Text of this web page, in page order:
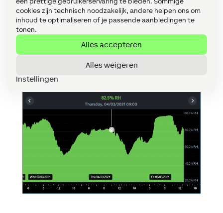
cookies zijn technisch noodzakelijk, andere helpen ons om
inhoud te optimaliseren of je passende aanbiedingen te
tonen.
Alles accepteren
Alles weigeren
Instellingen
gebruikt worden in de visualisatie en waarvan de
statistieken zijn geactiveerd grafisch worden
weergeven.
Voorbeeld van een statistiek in de visualisatie
over de vochtigheidsgraad in de buitenruimte: